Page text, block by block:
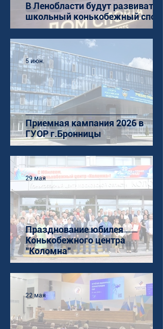
В Ленобласти будут развивать
школьный конькобежный спорт
Приемная кампания 2026 в
ГУОР г.Бронницы
5 июн.
Празднование юбилея
Конькобежного центра
"Коломна"
29 мая
22 мая